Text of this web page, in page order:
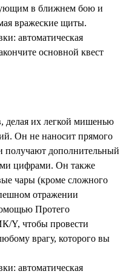
в ближнем бою и
вражеские щиты.
автоматическая
основной квест
делая их легкой мишенью
Он не наносит прямого
получают дополнительный
цифрами. Он также
чары (кроме сложного
отражении
Протего
Y, чтобы провести
врагу, которого вы
автоматическая